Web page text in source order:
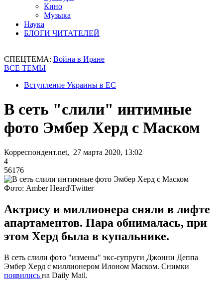
Кино
Музыка
Наука
БЛОГИ ЧИТАТЕЛЕЙ
СПЕЦТЕМА: Война в Иране
ВСЕ ТЕМЫ
Вступление Украины в ЕС
В сеть "слили" интимные
фото Эмбер Херд с Маском
Корреспондент.net, 27 марта 2020, 13:02
4
56176
Фото: Amber Heard\Twitter
Актрису и миллионера сняли в лифте
апартаментов. Пара обнималась, при
этом Херд была в купальнике.
В сеть слили фото "измены" экс-супруги Джонни Деппа
Эмбер Херд с миллионером Илоном Маском. Снимки
появились на Daily Mail.